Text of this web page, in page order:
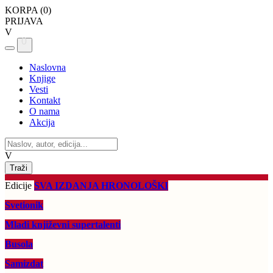
KORPA (0)
PRIJAVA
V
0
Naslovna
Knjige
Vesti
Kontakt
O nama
Akcija
V
Edicije SVA IZDANJA HRONOLOŠKI
Svetionik
Mladi književni supertalenti
Busola
Samizdat